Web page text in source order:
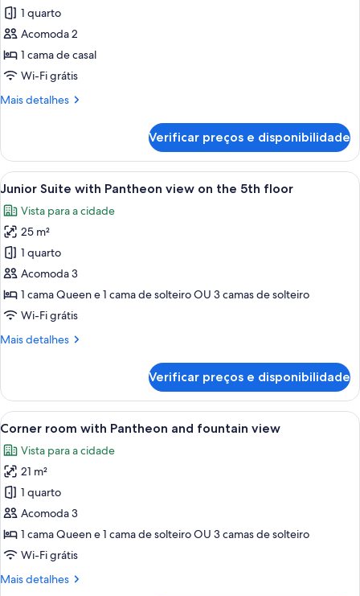
de
Camera
romantica
con
francese
Pantheon
1 quarto
Acomoda 2
1 cama de casal
Wi-Fi grátis
Mais detalhes
Mais
romantica
con
letto
e
vista
Pantheon
Verificar preços e disponibilidade
Carrega
todas
as
fotos
de
Junior
Suite
with
Pantheon
view
5th
floor
Quarto com vista para um edifício
9
Junior Suite with Pantheon view on the 5th floor
Vista para a cidade
25 m²
1 quarto
Acomoda 3
1 cama Queen e 1 cama de solteiro OU 3 camas de solteiro
Wi-Fi grátis
Mais detalhes
Mais
Suite
with
Pantheon
on
the
5th
floor
Verificar preços e disponibilidade
Carrega
todas
as
fotos
de
Corner
room
with
Pantheon
and
Uma praça pública vibrante, com
14
Corner room with Pantheon and fountain view
Vista para a cidade
21 m²
1 quarto
Acomoda 3
1 cama Queen e 1 cama de solteiro OU 3 camas de solteiro
Wi-Fi grátis
Mais detalhes
Mais